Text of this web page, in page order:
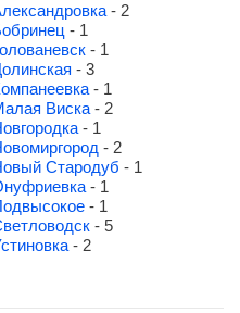
- 2
- 1
- 1
- 3
- 1
Виска - 2
- 1
- 2
Стародуб - 1
- 1
- 1
- 5
- 2